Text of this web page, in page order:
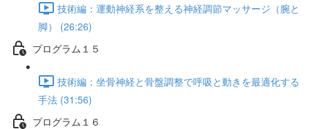
技術編：運動神経系を整える神経調節マッサージ（腕と
脚） (26:26)
プログラム１５
技術編：坐骨神経と骨盤調整で呼吸と動きを最適化する
手法 (31:56)
プログラム１６